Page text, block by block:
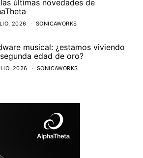
últimas novedades de
2026 SONICAWORKS
musical: ¿estamos viviendo
edad de oro?
2026 SONICAWORKS